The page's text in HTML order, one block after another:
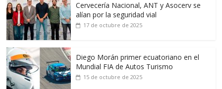
Cervecería Nacional, ANT y Asocerv se
alían por la seguridad vial
17 de octubre de 2025
Diego Morán primer ecuatoriano en el
Mundial FIA de Autos Turismo
15 de octubre de 2025